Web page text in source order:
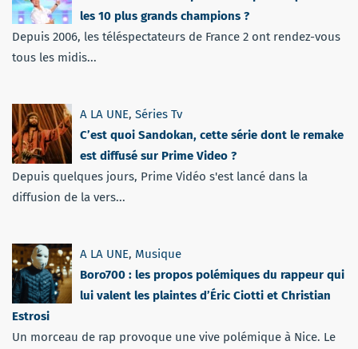
les 10 plus grands champions ?
Depuis 2006, les téléspectateurs de France 2 ont rendez-vous
tous les midis...
A LA UNE, Séries Tv
C’est quoi Sandokan, cette série dont le remake
est diffusé sur Prime Video ?
Depuis quelques jours, Prime Vidéo s'est lancé dans la
diffusion de la vers...
A LA UNE, Musique
Boro700 : les propos polémiques du rappeur qui
lui valent les plaintes d’Éric Ciotti et Christian
Estrosi
Un morceau de rap provoque une vive polémique à Nice. Le